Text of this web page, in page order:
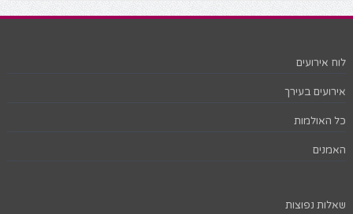
לוח אירועים
אירועים בעירך
כל האולמות
האמנים
שאלות נפוצות